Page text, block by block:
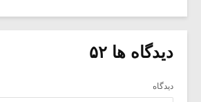
دیدگاه ها ۵۲
دیدگاه